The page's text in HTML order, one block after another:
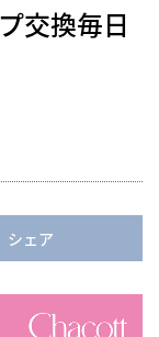
交換毎日
シェア